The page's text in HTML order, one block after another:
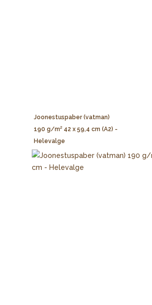
Joonestuspaber (vatman)
190 g/m² 42 x 59,4 cm (A2) -
Helevalge